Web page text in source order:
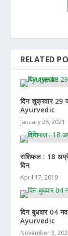
RELATED
दिन शुक्रवार
Ayurvedic
January 28, 2021
राशिफल : 18
दिन
April 17, 2019
दिन बुधवार 04
Ayurvedic
November 3,